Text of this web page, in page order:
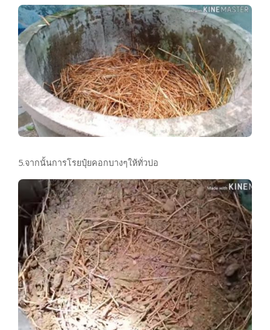
5.จากนั้นการโรยปุ๋ยคอกบางๆให้ทั่วบ่อ